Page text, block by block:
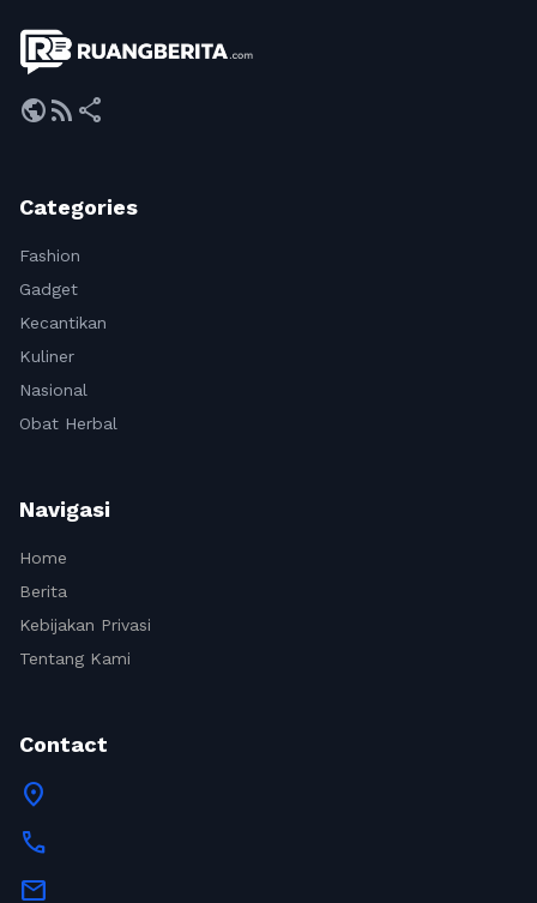
publicrss_feed share
Categories
Fashion
Gadget
Kecantikan
Kuliner
Nasional
Obat Herbal
Navigasi
Home
Berita
Kebijakan Privasi
Tentang Kami
Contact
location_on
call
mail